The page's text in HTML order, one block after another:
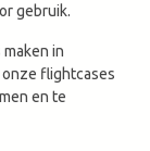
gebruik.
in
flightcases
en te